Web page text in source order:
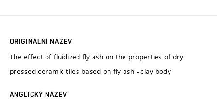
ORIGINÁLNÍ NÁZEV
The effect of fluidized fly ash on the properties of dry
pressed ceramic tiles based on fly ash - clay body
ANGLICKÝ NÁZEV